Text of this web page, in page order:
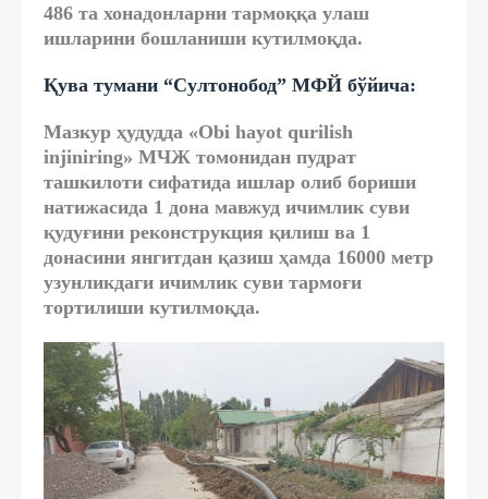
486 та хонадонларни тармоққа улаш
ишларини бошланиши кутилмоқда.
Қува тумани “Султонобод” МФЙ бўйича:
Мазкур ҳудудда «Obi hayot qurilish
injiniring» МЧЖ томонидан пудрат
ташкилоти сифатида ишлар олиб бориши
натижасида 1 дона мавжуд ичимлик суви
қудуғини реконструкция қилиш ва 1
донасини янгитдан қазиш ҳамда 16000 метр
узунликдаги ичимлик суви тармоғи
тортилиши кутилмоқда.